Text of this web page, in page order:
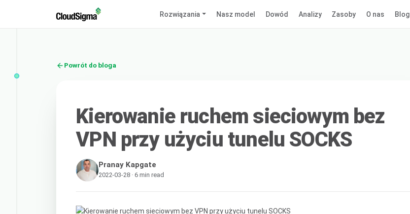
Rozwiązania Nasz model Dowód Analizy Zasoby O nas Blog
Powrót do bloga
Kierowanie ruchem sieciowym bez
VPN przy użyciu tunelu SOCKS
Pranay Kapgate
2022-03-28 · 6 min read